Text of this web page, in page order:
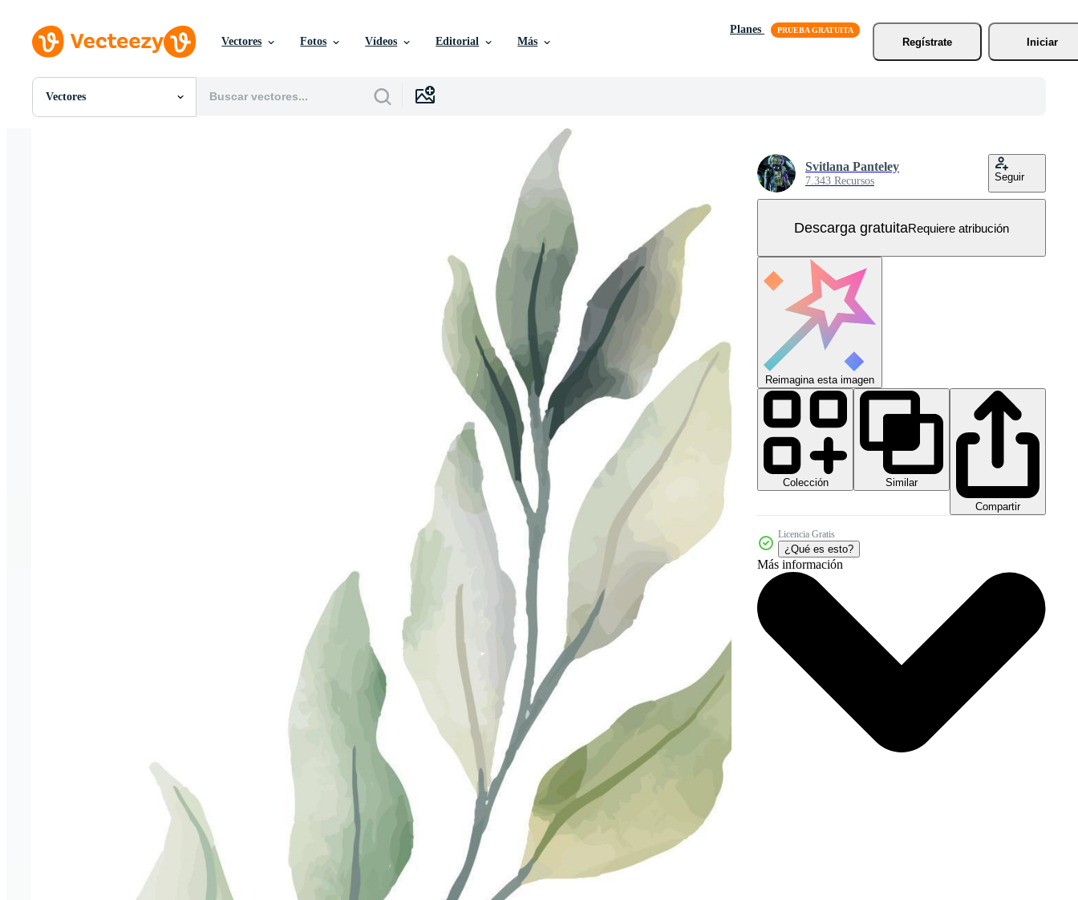
Vectores Fotos Vídeos Editorial Más
Planes
Regístrate
Iniciar
Vectores
Todas Imágenes
Svitlana Panteley
7.343 Recursos Seguir
Descarga gratuitaRequiere atribución
Reimagina esta imagen
Colección
Similar
Compartir
Licencia Gratis
¿Qué es esto?
Más información